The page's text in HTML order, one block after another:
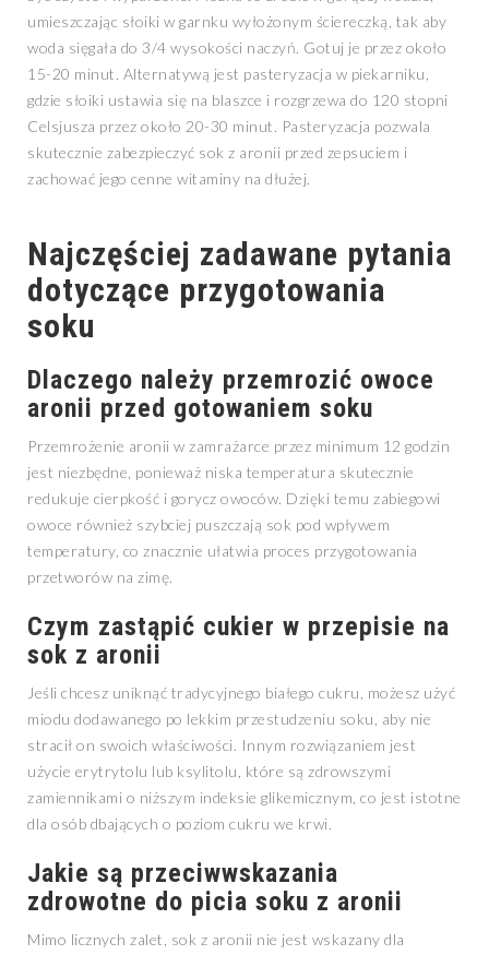
umieszczając słoiki w garnku wyłożonym ściereczką, tak aby
woda sięgała do 3/4 wysokości naczyń. Gotuj je przez około
15-20 minut. Alternatywą jest pasteryzacja w piekarniku,
gdzie słoiki ustawia się na blaszce i rozgrzewa do 120 stopni
Celsjusza przez około 20-30 minut. Pasteryzacja pozwala
skutecznie zabezpieczyć sok z aronii przed zepsuciem i
zachować jego cenne witaminy na dłużej.
Najczęściej zadawane pytania
dotyczące przygotowania
soku
Dlaczego należy przemrozić owoce
aronii przed gotowaniem soku
Przemrożenie aronii w zamrażarce przez minimum 12 godzin
jest niezbędne, ponieważ niska temperatura skutecznie
redukuje cierpkość i gorycz owoców. Dzięki temu zabiegowi
owoce również szybciej puszczają sok pod wpływem
temperatury, co znacznie ułatwia proces przygotowania
przetworów na zimę.
Czym zastąpić cukier w przepisie na
sok z aronii
Jeśli chcesz uniknąć tradycyjnego białego cukru, możesz użyć
miodu dodawanego po lekkim przestudzeniu soku, aby nie
stracił on swoich właściwości. Innym rozwiązaniem jest
użycie erytrytolu lub ksylitolu, które są zdrowszymi
zamiennikami o niższym indeksie glikemicznym, co jest istotne
dla osób dbających o poziom cukru we krwi.
Jakie są przeciwwskazania
zdrowotne do picia soku z aronii
Mimo licznych zalet, sok z aronii nie jest wskazany dla